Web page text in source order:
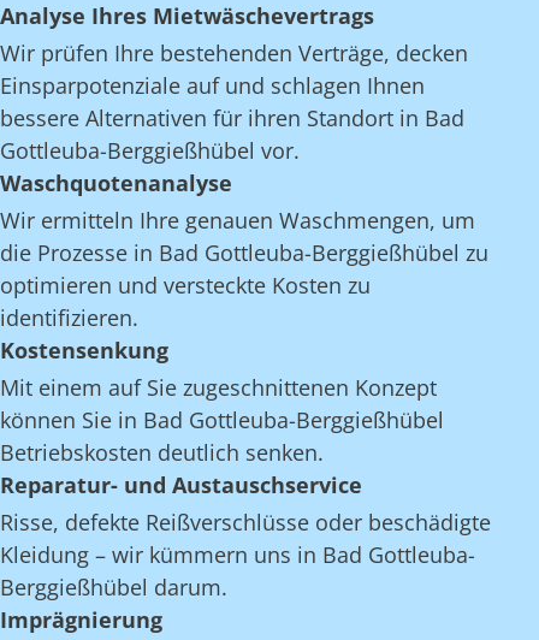
Analyse Ihres Mietwäschevertrags
Wir prüfen Ihre bestehenden Verträge, decken
Einsparpotenziale auf und schlagen Ihnen
bessere Alternativen für ihren Standort in Bad
Gottleuba-Berggießhübel vor.
Waschquotenanalyse
Wir ermitteln Ihre genauen Waschmengen, um
die Prozesse in Bad Gottleuba-Berggießhübel zu
optimieren und versteckte Kosten zu
identifizieren.
Kostensenkung
Mit einem auf Sie zugeschnittenen Konzept
können Sie in Bad Gottleuba-Berggießhübel
Betriebskosten deutlich senken.
Reparatur- und Austauschservice
Risse, defekte Reißverschlüsse oder beschädigte
Kleidung – wir kümmern uns in Bad Gottleuba-
Berggießhübel darum.
Imprägnierung